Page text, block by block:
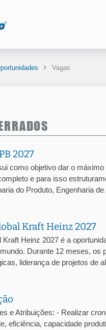
Vagas
2027
como objetivo dar o
e para isso
do Produto, Engenharia de
Kraft Heinz 2027
Heinz 2027 é a
Durante 12 meses,
liderança de projetos de
e Atribuições: - Realizar
eficiência, capacidade